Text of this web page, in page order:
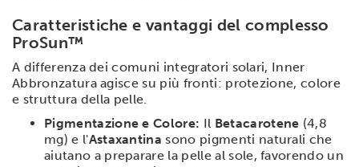
Caratteristiche e vantaggi del complesso
ProSun™
A differenza dei comuni integratori solari, Inner
Abbronzatura agisce su più fronti: protezione, colore
e struttura della pelle.
Pigmentazione e Colore: Il Betacarotene (4,8
mg) e l'Astaxantina sono pigmenti naturali che
aiutano a preparare la pelle al sole, favorendo un